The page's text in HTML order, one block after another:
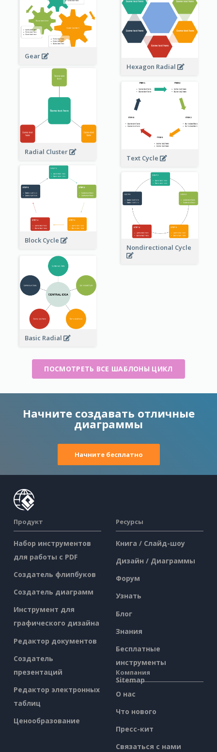
Hexagon Radial
Gear
Radial Cluster
Text Cycle
Block Cycle
Nondirectional Cycle
Basic Radial
ПОСМОТРЕТЬ ВСЕ ШАБЛОНЫ ЦИКЛ
Начните создавать отличные
диаграммы
Начните бесплатно
Продукт
Набор инструментов
для работы с PDF
Создатель флипбуков
Создатель диаграмм
Инструмент для
графического дизайна
Редактор документов
Создатель
презентаций
Редактор электронных
таблиц
Ценообразование
Ресурсы
Книга / Слайд-шоу
Дизайн / Диаграммы
Форум
Узнать
Блог
Знания
Бесплатные
инструменты
Sitemap
Компания
О нас
Что нового
Пресс-кит
Связаться с нами